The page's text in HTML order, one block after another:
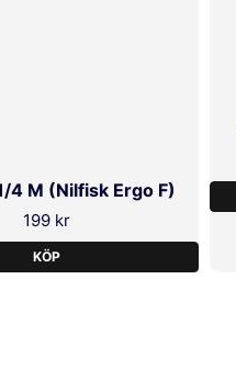
4 M (Nilfisk Ergo F)
199 kr
KÖP